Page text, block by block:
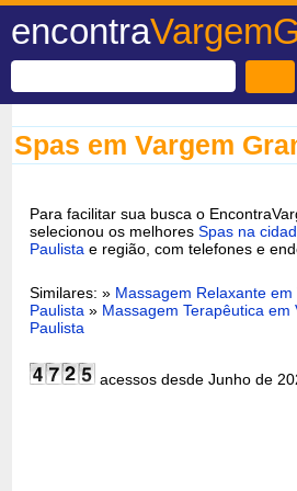
encontra
Spas em Vargem
Para facilitar sua busca o
selecionou os melhoresSpas na
Paulista e região, com telefones e
Similares: » Massagem Relaxante
Paulista » Massagem Terapêutica em
Paulista
acessos desde Junho de